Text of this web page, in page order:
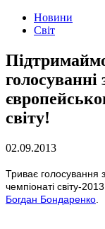
Новини
Світ
світу!
02.09.2013
Триває голосування
чемпіонаті світу-
Богдан Бондаренко